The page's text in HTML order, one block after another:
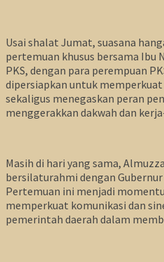
Usai shalat Jumat, suasana
pertemuan khusus bersama Ibu
PKS, dengan para perempuan
dipersiapkan untuk
sekaligus menegaskan peran
menggerakkan dakwah dan
Masih di hari yang sama,
bersilaturahmi dengan
Pertemuan ini menjadi
memperkuat komunikasi dan
pemerintah daerah dalam